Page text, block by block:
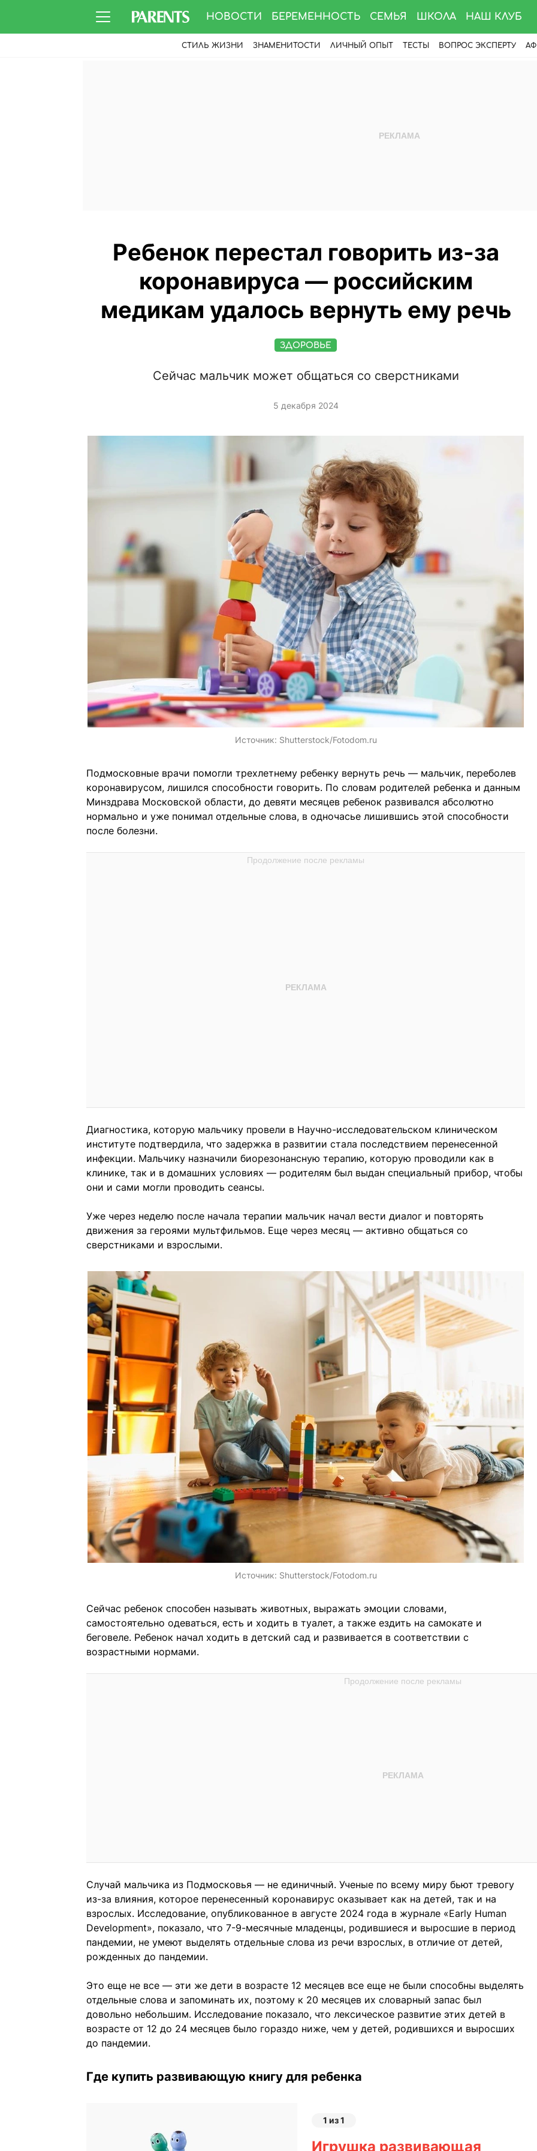
НОВОСТИ БЕРЕМЕННОСТЬ СЕМЬЯ ШКОЛА НАШ КЛУБ
СТИЛЬ ЖИЗНИ ЗНАМЕНИТОСТИ ЛИЧНЫЙ ОПЫТ ТЕСТЫ ВОПРОС ЭКСПЕРТУ
Ребенок перестал говорить из-за
коронавируса — российским
медикам удалось вернуть ему речь
ЗДОРОВЬЕ
Сейчас мальчик может общаться со сверстниками
5 декабря 2024
Источник: Shutterstock/Fotodom.ru
Подмосковные врачи помогли трехлетнему ребенку вернуть речь — мальчик, переболев
коронавирусом, лишился способности говорить. По словам родителей ребенка и данным
Минздрава Московской области, до девяти месяцев ребенок развивался абсолютно
нормально и уже понимал отдельные слова, в одночасье лишившись этой способности
после болезни.
Диагностика, которую мальчику провели в Научно-исследовательском клиническом
институте подтвердила, что задержка в развитии стала последствием перенесенной
инфекции. Мальчику назначили биорезонансную терапию, которую проводили как в
клинике, так и в домашних условиях — родителям был выдан специальный прибор, чтобы
они и сами могли проводить сеансы.
Уже через неделю после начала терапии мальчик начал вести диалог и повторять
движения за героями мультфильмов. Еще через месяц — активно общаться со
сверстниками и взрослыми.
Источник: Shutterstock/Fotodom.ru
Сейчас ребенок способен называть животных, выражать эмоции словами,
самостоятельно одеваться, есть и ходить в туалет, а также ездить на самокате и
беговеле. Ребенок начал ходить в детский сад и развивается в соответствии с
возрастными нормами.
Случай мальчика из Подмосковья — не единичный. Ученые по всему миру бьют тревогу
из-за влияния, которое перенесенный коронавирус оказывает как на детей, так и на
взрослых. Исследование, опубликованное в августе 2024 года в журнале «Early Human
Development», показало, что 7-9-месячные младенцы, родившиеся и выросшие в период
пандемии, не умеют выделять отдельные слова из речи взрослых, в отличие от детей,
рожденных до пандемии.
Это еще не все — эти же дети в возрасте 12 месяцев все еще не были способны выделять
отдельные слова и запоминать их, поэтому к 20 месяцев их словарный запас был
довольно небольшим. Исследование показало, что лексическое развитие этих детей в
возрасте от 12 до 24 месяцев было гораздо ниже, чем у детей, родившихся и выросших
до пандемии.
Где купить развивающую книгу для ребенка
1 из 1
Игрушка развивающая